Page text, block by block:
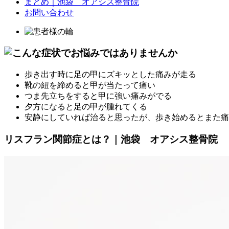
お問い合わせ
歩き出す時に足の甲にズキッとした痛みが走る
靴の紐を締めると甲が当たって痛い
つま先立ちをすると甲に強い痛みがでる
夕方になると足の甲が腫れてくる
安静にしていれば治ると思ったが、歩き始めるとまた
リスフラン関節症とは？｜池袋 オアシス整骨院